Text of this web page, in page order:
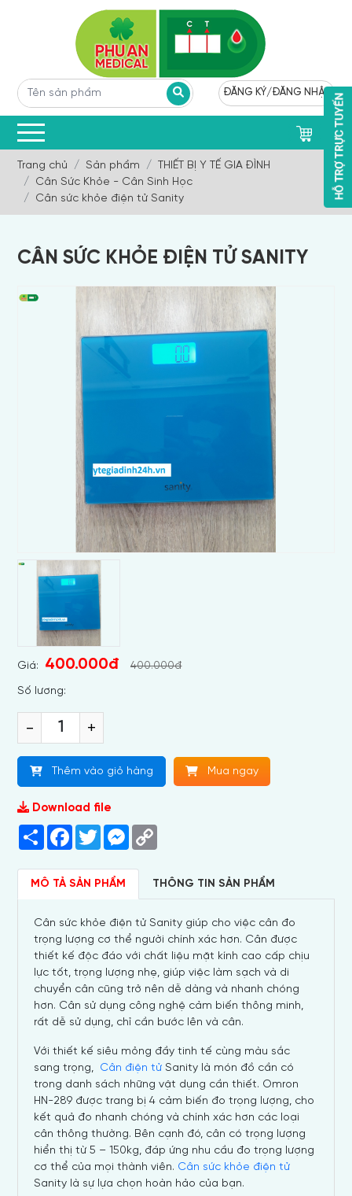
ĐĂNG KÝ/ĐĂNG NHẬP
Trang chủ Sản phẩm
THIẾT BỊ Y TẾ GIA ĐÌNH
Cân Sức Khỏe - Cân Sinh Học
Cân sức khỏe điện tử Sanity
CÂN SỨC KHỎE ĐIỆN TỬ SANITY
Giá: 400.000đ 400.000đ
Số lương:
- +
Thêm vào giỏ hàng Mua ngay
Download file
Share Facebook
TwitterMessenger
MÔ TẢ SẢN PHẨM THÔNG TIN SẢN PHẨM
Cân sức khỏe điện tử Sanity giúp cho việc cân đo
trọng lượng cơ thể người chính xác hơn. Cân được
thiết kế độc đáo với chất liệu mặt kính cao cấp chịu
lực tốt, trọng lượng nhẹ, giúp việc làm sạch và di
chuyển cân cũng trở nên dễ dàng và nhanh chóng
hơn. Cân sử dụng công nghệ cảm biến thông minh,
rất dễ sử dụng, chỉ cần bước lên và cân.
Với thiết kế siêu mỏng đầy tinh tế cùng màu sắc
sang trọng, Cân điện tử Sanity là món đồ cần có
trong danh sách những vật dụng cần thiết. Omron
HN-289 được trang bị 4 cảm biến đo trọng lượng, cho
kết quả đo nhanh chóng và chính xác hơn các loại
cân thông thường. Bên cạnh đó, cân có trọng lượng
hiển thị từ 5 – 150kg, đáp ứng nhu cầu đo trọng lượng
cơ thể của mọi thành viên. Cân sức khỏe điện tử
Sanity là sự lựa chọn hoàn hảo của bạn.